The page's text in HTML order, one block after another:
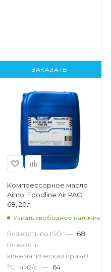
ЗАКАЗАТЬ
Компрессорное масло
Aimol Foodline Air PAO
68, 20л
Узнать свободное наличие
Вязкость по ISO — 68
Вязкость
кинематическая при 40
°С, мм2/с — 64